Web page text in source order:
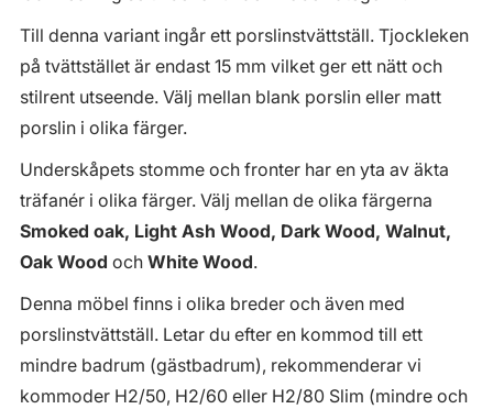
Till denna variant ingår ett porslinstvättställ. Tjockleken
på tvättstället är endast 15 mm vilket ger ett nätt och
stilrent utseende. Välj mellan blank porslin eller matt
porslin i olika färger.
Underskåpets stomme och fronter har en yta av äkta
träfanér i olika färger. Välj mellan de olika färgerna
Smoked oak, Light Ash Wood, Dark Wood, Walnut,
Oak Wood och White Wood.
Denna möbel finns i olika breder och även med
porslinstvättställ. Letar du efter en kommod till ett
mindre badrum (gästbadrum), rekommenderar vi
kommoder H2/50, H2/60 eller H2/80 Slim (mindre och